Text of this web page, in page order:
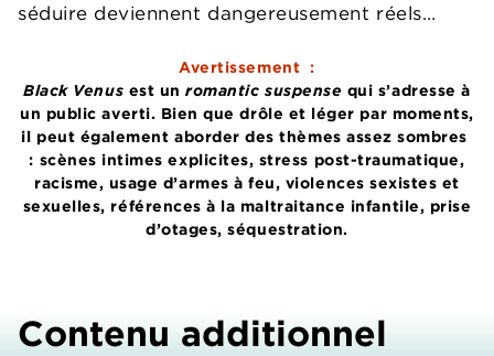
séduire deviennent dangereusement réels…
Avertissement :
Black Venus est unromantic suspense qui s’adresse à
un public averti. Bien que drôle et léger par moments,
il peut également aborder des thèmes assez sombres
: scènes intimes explicites, stress post-traumatique,
racisme, usage d’armes à feu, violences sexistes et
sexuelles, références à la maltraitance infantile, prise
d’otages, séquestration.
Contenu additionnel